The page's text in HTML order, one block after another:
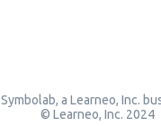
Symbolab, a Learneo, Inc.
© Learneo, Inc. 2024